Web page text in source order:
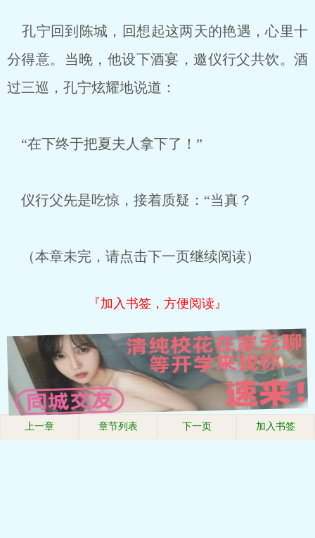
孔宁回到陈城，回想起这两天的艳遇，心里十
分得意。当晚，他设下酒宴，邀仪行父共饮。酒
过三巡，孔宁炫耀地说道：
“在下终于把夏夫人拿下了！”
仪行父先是吃惊，接着质疑：“当真？
（本章未完，请点击下一页继续阅读）
『加入书签，方便阅读』
上一章 章节列表 下一页 加入书签